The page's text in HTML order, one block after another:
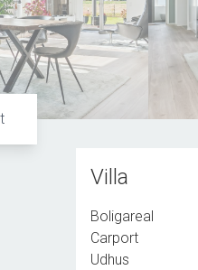
Villa
Boligareal
Carport
Udhus